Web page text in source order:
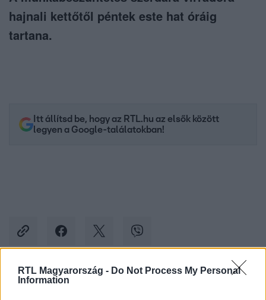
RTL Magyarország - Do Not Process My Personal
Information
hajnali kettőtől péntek este hat óráig
tartana.
Itt állítsd be, hogy az RTL.hu az elsők között
legyen a Google-találatokban!
Kövess minket, és értesülj a friss hírekről a